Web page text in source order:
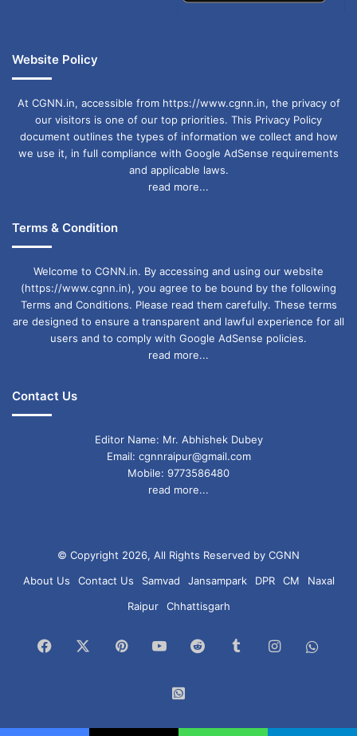
Website Policy
At CGNN.in, accessible from https://www.cgnn.in, the privacy of
our visitors is one of our top priorities. This Privacy Policy
document outlines the types of information we collect and how
we use it, in full compliance with Google AdSense requirements
and applicable laws.
read more...
Terms & Condition
Welcome to CGNN.in. By accessing and using our website
(https://www.cgnn.in), you agree to be bound by the following
Terms and Conditions. Please read them carefully. These terms
are designed to ensure a transparent and lawful experience for all
users and to comply with Google AdSense policies.
read more...
Contact Us
Editor Name: Mr. Abhishek Dubey
Email: cgnnraipur@gmail.com
Mobile: 9773586480
read more...
© Copyright 2026, All Rights Reserved by CGNN
About Us
Contact Us Samvad Jansampark DPR CM
Naxal
Raipur
Chhattisgarh
Facebook PinterestYouTubeReddit TumblrInstagram
Group